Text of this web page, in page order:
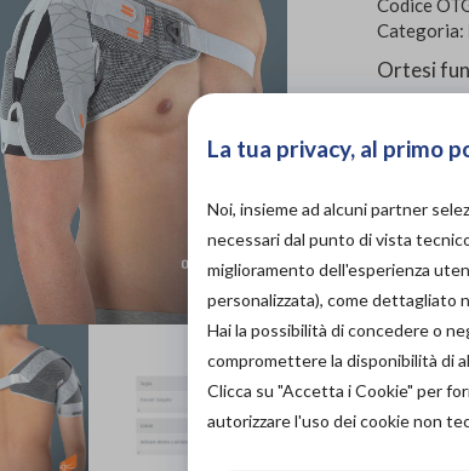
Codice
Categoria:
Ortesi
DA
La tua privacy, al primo
Noi, insieme ad alcuni partner
necessari dal punto di vista
miglioramento dell'esperienza
personalizzata), come dettagliato
Hai la possibilità di concedere o
compromettere la disponibilità di
Clicca su "Accetta i Cookie" per
autorizzare l'uso dei cookie non